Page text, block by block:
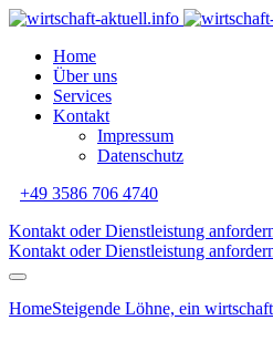
Home
Über uns
Services
Kontakt
Impressum
Datenschutz
+49 3586 706 4740
Kontakt oder Dienstleistung
Kontakt oder Dienstleistung
HomeSteigende Löhne, ein